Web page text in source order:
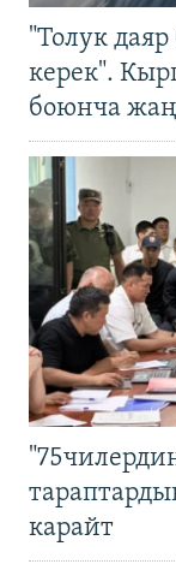
"Толук
керек".
боюнча
карайт